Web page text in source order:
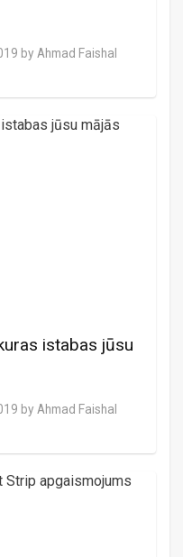
by Ahmad Faishal
istabas jūsu
by Ahmad Faishal